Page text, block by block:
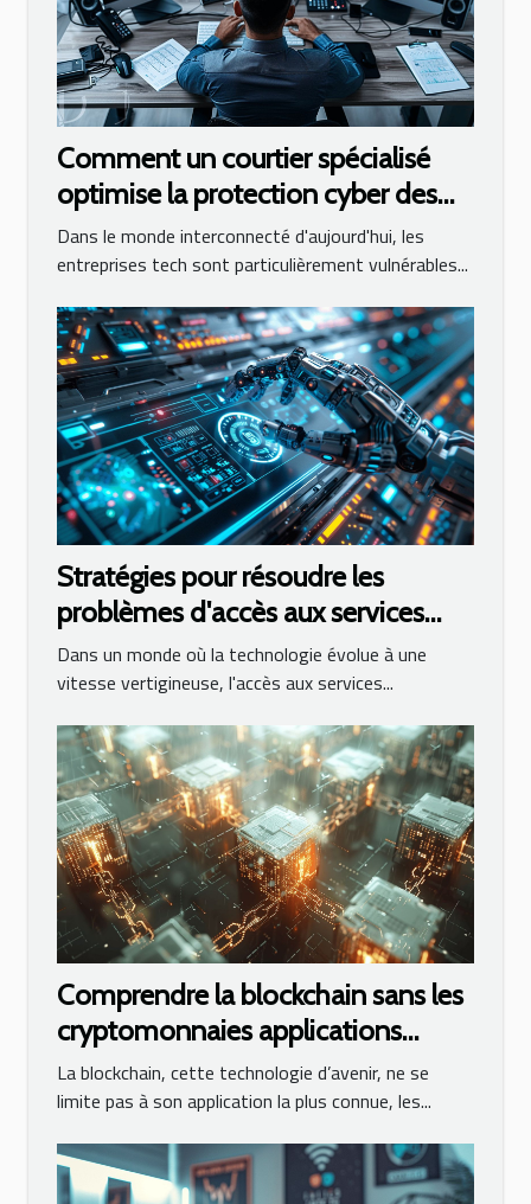
Comment un courtier spécialisé
optimise la protection cyber des
entreprises tech
Dans le monde interconnecté d'aujourd'hui, les
entreprises tech sont particulièrement vulnérables...
Stratégies pour résoudre les
problèmes d'accès aux services
d'IA en ligne
Dans un monde où la technologie évolue à une
vitesse vertigineuse, l'accès aux services...
Comprendre la blockchain sans les
cryptomonnaies applications
innovantes au-delà de la finance
La blockchain, cette technologie d’avenir, ne se
limite pas à son application la plus connue, les...